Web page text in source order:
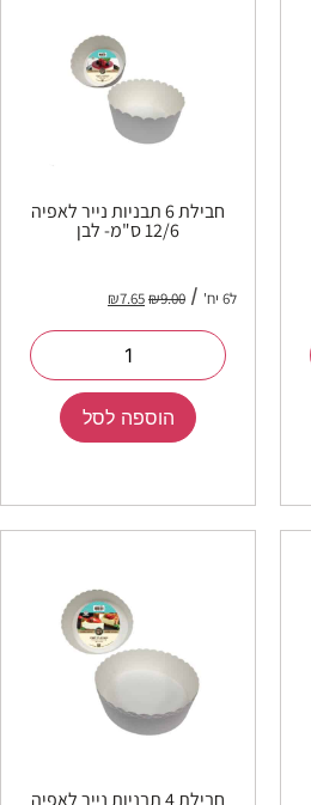
חבילת 6 תבניות נייר לאפיה
12/6 ס"מ- לבן
ל6 יח' ₪9.00
₪7.65
הוספה לסל
חבילת 4 תבניות נייר לאפיה